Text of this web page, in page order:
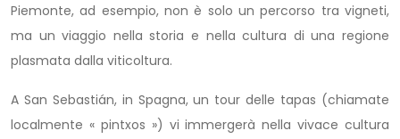
Piemonte, ad esempio, non è solo un percorso tra vigneti,
ma un viaggio nella storia e nella cultura di una regione
plasmata dalla viticoltura.
A San Sebastián, in Spagna, un tour delle tapas (chiamate
localmente « pintxos ») vi immergerà nella vivace cultura